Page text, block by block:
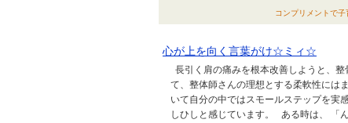
コンプリメントで
心が上を向く言葉がけ☆ミィ☆
長引く肩の痛みを根本改善しようと、
て、整体師さんの理想とする柔軟性には
いて自分の中ではスモールステップを
しひしと感じています。 ある時は、 「